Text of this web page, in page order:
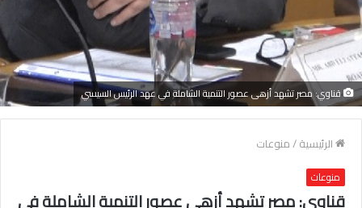
قناوي: مصر تشهد أزهى عصور التنمية الشاملة في عهد الرئيس السيسي
الرئيسية/منوعات
منوعات
قناوي: مصر تشهد أزهى عصور التنمية الشاملة في